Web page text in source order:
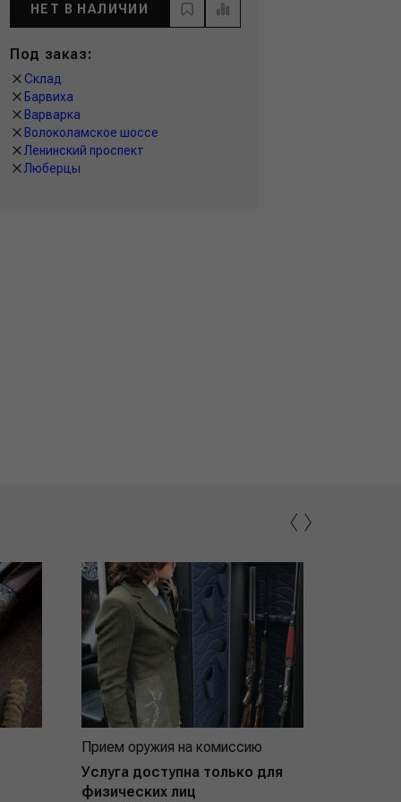
НЕТ В НАЛИЧИИ
Под заказ:
Склад
Барвиха
Варварка
Волоколамское шоссе
Ленинский проспект
Люберцы
Прием оружия на комиссию
Услуга доступна только для
физических лиц
‹›